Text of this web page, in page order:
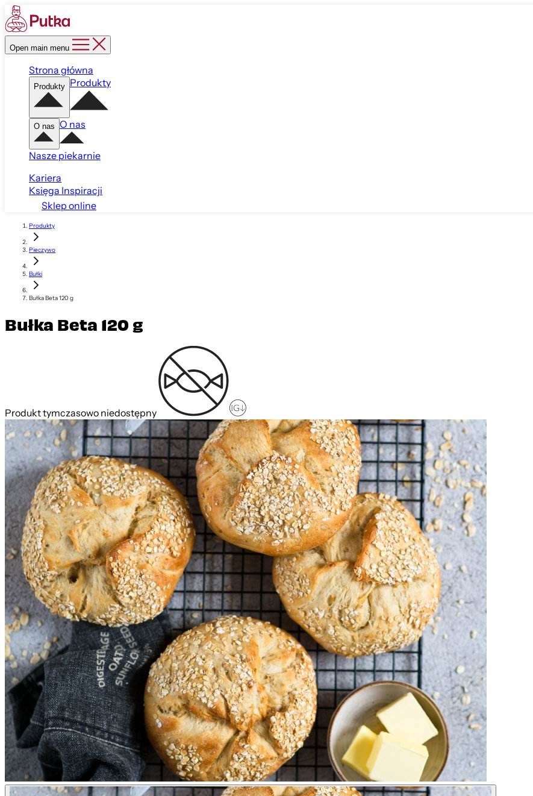
Open main menu
Strona główna
Produkty Produkty
O nas O nas
Nasze piekarnie
Kariera
Księga Inspiracji
Sklep online
Produkty
Pieczywo
Bułki
Bułka Beta 120 g
Bułka Beta 120 g
Produkt tymczasowo niedostępny